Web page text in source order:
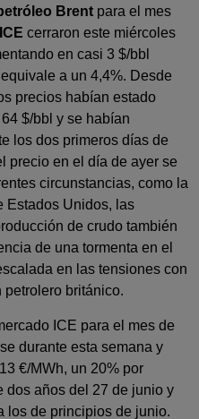
Brent para el mes
cerraron este miércoles
en casi 3 $/bbl
a un 4,4%. Desde
precios habían estado
$/bbl y se habían
los dos primeros días de
precio en el día de ayer se
circunstancias, como la
Estados Unidos, las
de crudo también
de una tormenta en el
en las tensiones con
petrolero británico.
ICE para el mes de
durante esta semana y
€/MWh, un 20% por
dos años del 27 de junio y
los de principios de junio.